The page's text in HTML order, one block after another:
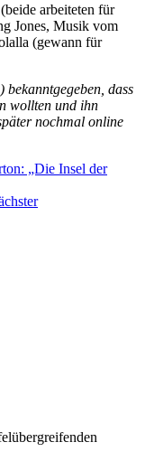
arbeiteten für
Jones, Musik vom
(gewann für
dass
wollten und ihn
nochmal online
„Die Insel der